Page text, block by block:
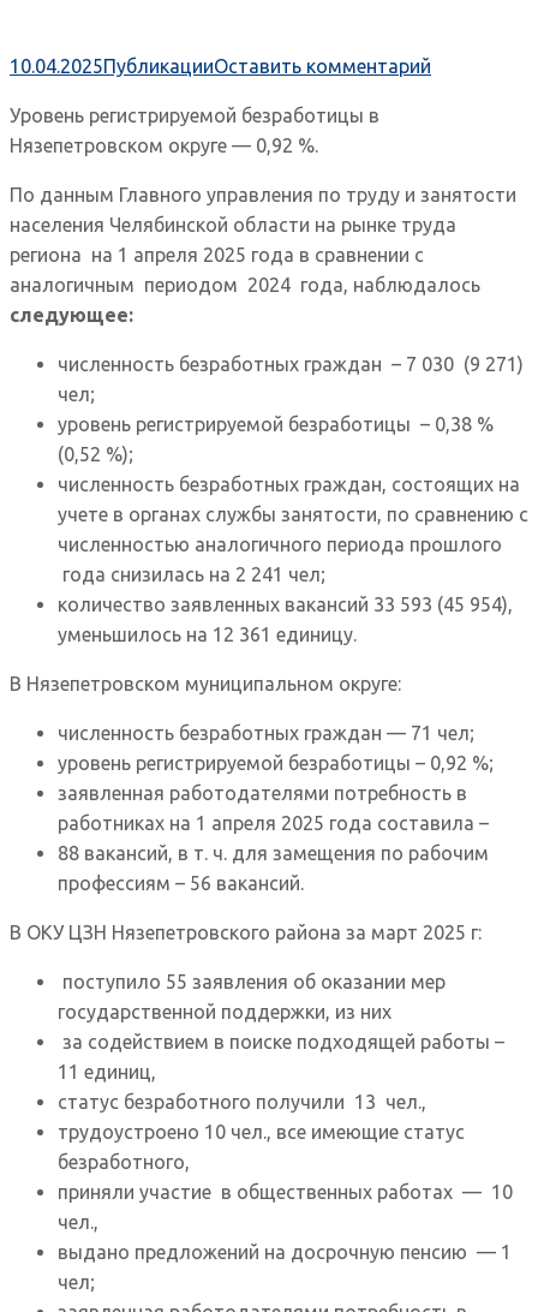
10.04.2025ПубликацииОставить комментарий
Уровень регистрируемой безработицы в
Нязепетровском округе — 0,92 %.
По данным Главного управления по труду и занятости
населения Челябинской области на рынке труда
региона на 1 апреля 2025 года в сравнении с
аналогичным периодом 2024 года, наблюдалось
следующее:
численность безработных граждан – 7 030 (9 271)
чел;
уровень регистрируемой безработицы – 0,38 %
(0,52 %);
численность безработных граждан, состоящих на
учете в органах службы занятости, по сравнению с
численностью аналогичного периода прошлого
года снизилась на 2 241 чел;
количество заявленных вакансий 33 593 (45 954),
уменьшилось на 12 361 единицу.
В Нязепетровском муниципальном округе:
численность безработных граждан — 71 чел;
уровень регистрируемой безработицы – 0,92 %;
заявленная работодателями потребность в
работниках на 1 апреля 2025 года составила –
88 вакансий, в т. ч. для замещения по рабочим
профессиям – 56 вакансий.
В ОКУ ЦЗН Нязепетровского района за март 2025 г:
поступило 55 заявления об оказании мер
государственной поддержки, из них
за содействием в поиске подходящей работы –
11 единиц,
статус безработного получили 13 чел.,
трудоустроено 10 чел., все имеющие статус
безработного,
приняли участие в общественных работах — 10
чел.,
выдано предложений на досрочную пенсию — 1
чел;